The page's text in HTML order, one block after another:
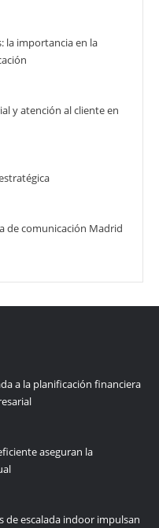
la importancia en la
y atención al cliente en
de comunicación Madrid
a la planificación financiera
aseguran la
de escalada indoor impulsan